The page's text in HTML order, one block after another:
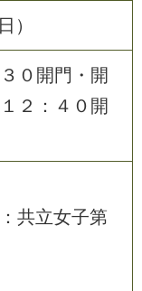
日 ）
３ ０ 開 門 ・ 開
１ ２ ： ４ ０ 開
： 共立女子第